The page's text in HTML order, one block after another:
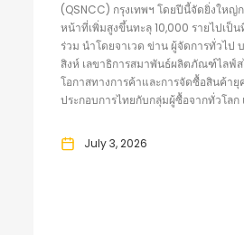
(QSNCC) กรุงเทพฯ โดยปีนี้จัดยิ่งให
หน้าที่เพิ่มสูงขึ้นทะลุ 10,000 รายไปเป็
ร่วม นำโดยจาเวด ข่าน ผู้จัดการทั่วไ
สิงห์ เลขาธิการสมาพันธ์ผลิตภัณฑ์ไลฟ์
โอกาสทางการค้าและการจัดซื้อสินค้า
ประกอบการไทยกับกลุ่มผู้ซื้อจากทั่วโลก
July 3, 2026